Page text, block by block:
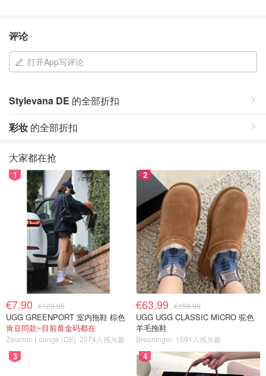
评论
打开App写评论
Stylevana DE 的全部折扣
彩妆 的全部折扣
大家都在抢
1
€7.90 €129.95
UGG GREENPORT 室内拖鞋 棕色
肯豆同款~目前黄金码都在
Zalando Lounge (DE) 2074人感兴趣
2
€63.99 €159.99
UGG UGG CLASSIC MICRO 驼色
羊毛拖鞋
Breuninger 1591人感兴趣
3 4